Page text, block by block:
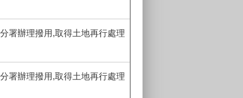
署辦理撥用,取得土地再行處理
署辦理撥用,取得土地再行處理